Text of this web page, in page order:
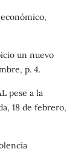
un nuevo
p. 4.
pese a la
18 de febrero,